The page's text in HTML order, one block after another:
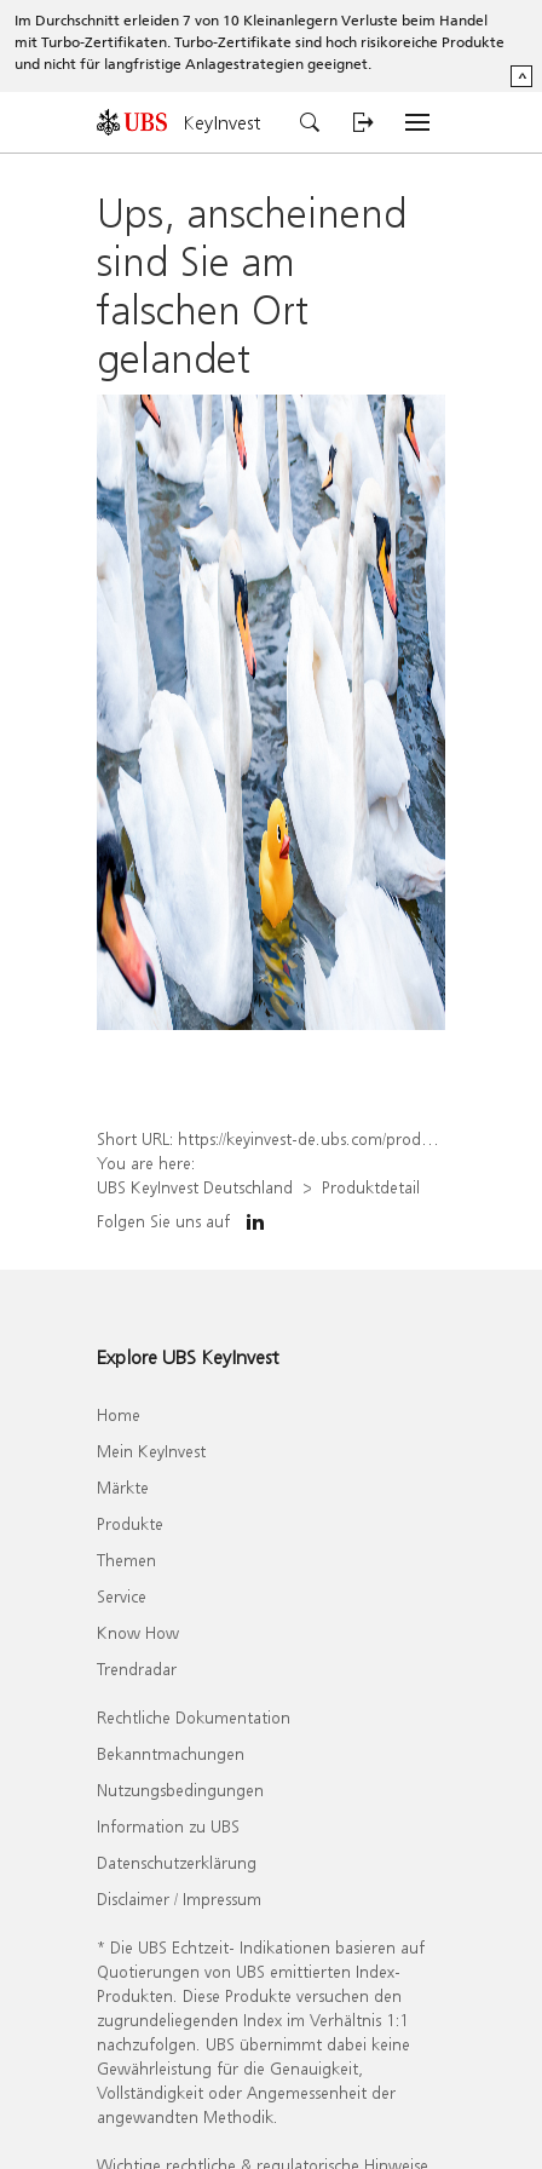
Im Durchschnitt erleiden 7 von 10 Kleinanlegern Verluste beim Handel
mit Turbo-Zertifikaten. Turbo-Zertifikate sind hoch risikoreiche Produkte
und nicht für langfristige Anlagestrategien geeignet.
^
KeyInvest
Ups, anscheinend
sind Sie am
falschen Ort
gelandet
Short URL: https://keyinvest-de.ubs.com/produkt/detail/index/isin/DE000WA8CFC5
You are here:
UBS KeyInvest Deutschland
Produktdetail
Folgen Sie uns auf
Explore UBS KeyInvest
Home
Mein KeyInvest
Märkte
Produkte
Themen
Service
Know How
Trendradar
Rechtliche Dokumentation
Bekanntmachungen
Nutzungsbedingungen
Information zu UBS
Datenschutzerklärung
Disclaimer / Impressum
* Die UBS Echtzeit- Indikationen basieren auf
Quotierungen von UBS emittierten Index-
Produkten. Diese Produkte versuchen den
zugrundeliegenden Index im Verhältnis 1:1
nachzufolgen. UBS übernimmt dabei keine
Gewährleistung für die Genauigkeit,
Vollständigkeit oder Angemessenheit der
angewandten Methodik.